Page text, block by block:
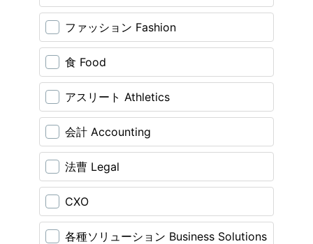
ファッション Fashion
食 Food
アスリート Athletics
会計 Accounting
法曹 Legal
CXO
各種ソリューション Business Solutions